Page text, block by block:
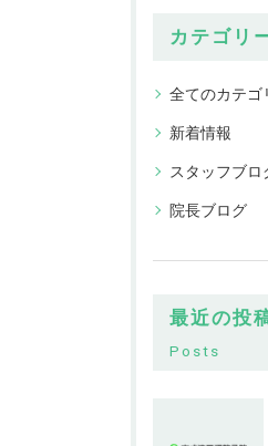
カテゴリ
全てのカテゴ
新着情報
スタッフブロ
院長ブログ
最近の投
Posts